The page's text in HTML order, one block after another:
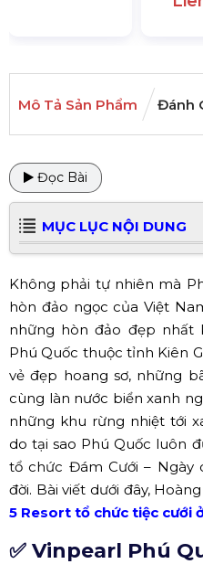
Mô Tả Sản Phẩm Đánh
Đọc Bài
MỤC LỤC NỘI DUNG
Không phải tự nhiên mà
hòn đảo ngọc của Việt
những hòn đảo đẹp
Phú Quốc thuộc tỉnh Kiên
vẻ đẹp hoang sơ, những
cùng làn nước biển xanh
những khu rừng nhiệt tới
do tại sao Phú Quốc luôn
tổ chức Đám Cưới – Ngày
đời. Bài viết dưới đây,
5 Resort tổ chức tiệc cưới
✅ Vinpearl Phú